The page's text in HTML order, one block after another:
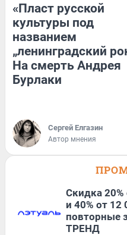
«Пласт русской
культуры под
названием
„ленинградский
На смерть Андрея
Бурлаки
Сергей Елгазин
Автор мнения
Скидка 20%
и 40% от
повторные
ТРЕНД